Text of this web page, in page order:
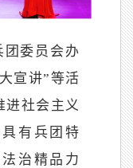
团委员会办
宣讲”等活
进社会主义
有兵团特
治精品力